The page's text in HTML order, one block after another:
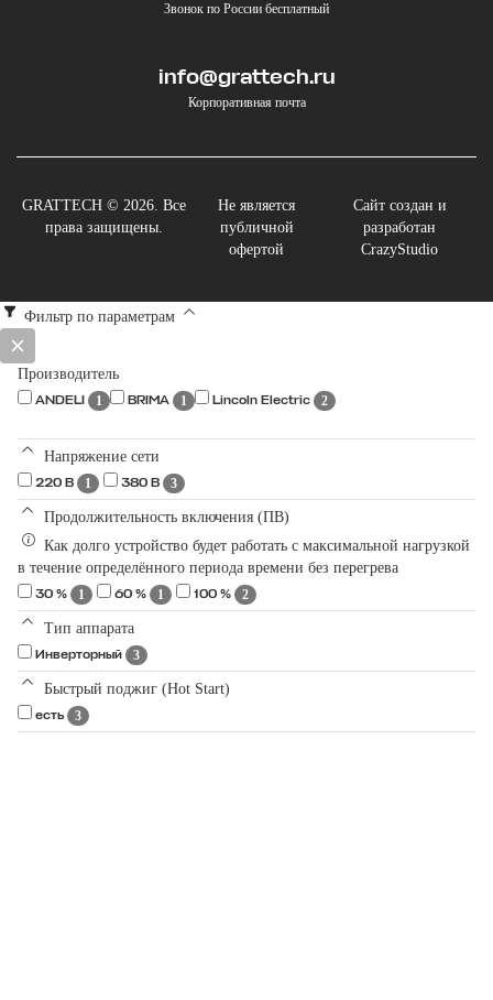
Звонок по России бесплатный
info@grattech.ru
Корпоративная почта
GRATTECH © 2026. Все
права защищены.
Не является
публичной
офертой
Сайт создан и
разработан
CrazyStudio
Фильтр по параметрам
Производитель
ANDELI 1 BRIMA 1 Lincoln Electric 2
Напряжение сети
220 В 1 380 В 3
Продолжительность включения (ПВ)
Как долго устройство будет работать с максимальной нагрузкой
в течение определённого периода времени без перегрева
30 % 1 60 % 1 100 % 2
Тип аппарата
Инверторный 3
Быстрый поджиг (Hot Start)
есть 3